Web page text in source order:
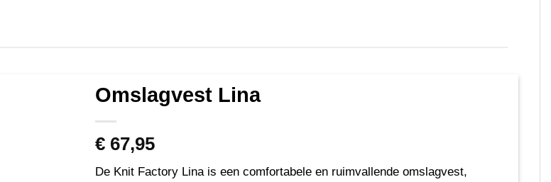
Omslagvest Lina
€ 67,95
De Knit Factory Lina is een comfortabele en ruimvallende omslagvest,